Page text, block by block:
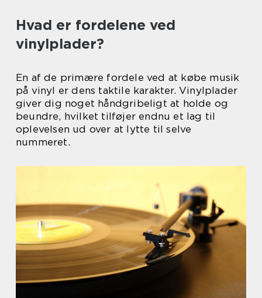
Hvad er fordelene ved
vinylplader?
En af de primære fordele ved at købe musik
på vinyl er dens taktile karakter. Vinylplader
giver dig noget håndgribeligt at holde og
beundre, hvilket tilføjer endnu et lag til
oplevelsen ud over at lytte til selve
nummeret.